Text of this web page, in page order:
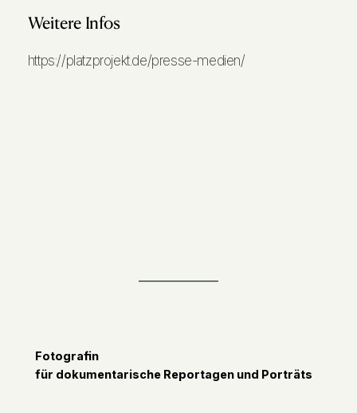
Weitere Infos
https://platzprojekt.de/presse-medien/
Fotografin
für dokumentarische Reportagen und Porträts